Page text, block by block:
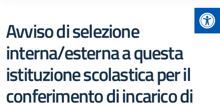
Avviso di selezione
interna/esterna a questa
istituzione scolastica per il
conferimento di incarico di